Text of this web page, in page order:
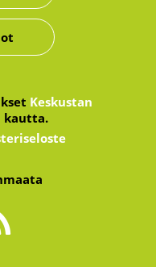
Keskustan
kautta.